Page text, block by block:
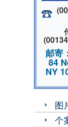
邮寄
84
NY
图
个